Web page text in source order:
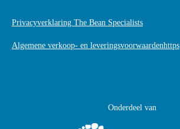
Privacyverklaring The Bean Specialists
Algemene verkoop- en leveringsvoorwaardenhttps
Onderdeel van